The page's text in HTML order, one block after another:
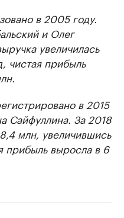
в 2005 году.
и Олег
увеличилась
чистая прибыль
в 2015
Сайфуллина. За 2018
млн, увеличившись
прибыль выросла в 6